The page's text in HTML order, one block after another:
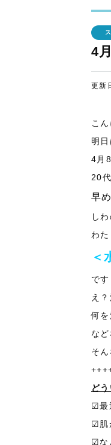
4
更新
こん
明
4月
20
早
し
わ
＜
で
え
何
な
そ
ど
☑最
☑肌
☑な